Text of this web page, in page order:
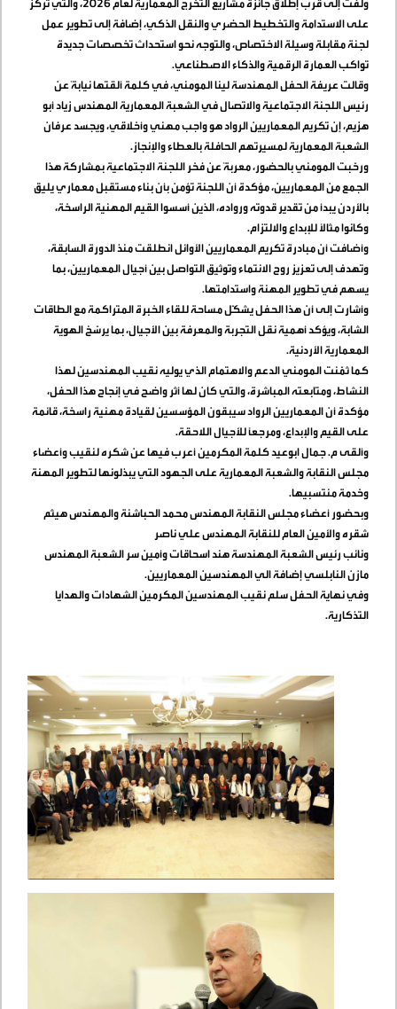
ولفت إلى قرب إطلاق جائزة مشاريع التخرج المعمارية لعام 2026، والتي تركز
على الاستدامة والتخطيط الحضري والنقل الذكي، إضافة إلى تطوير عمل
لجنة مقابلة وسيلة الاختصاص، والتوجه نحو استحداث تخصصات جديدة
تواكب العمارة الرقمية والذكاء الاصطناعي.
وقالت عريفة الحفل المهندسة لينا المومني، في كلمة ألقتها نيابةً عن
رئيس اللجنة الاجتماعية والاتصال في الشعبة المعمارية المهندس زياد أبو
هزيم، إن تكريم المعماريين الرواد هو واجب مهني وأخلاقي، ويجسد عرفان
الشعبة المعمارية لمسيرتهم الحافلة بالعطاء والإنجاز.
ورحّبت المومني بالحضور، معربةً عن فخر اللجنة الاجتماعية بمشاركة هذا
الجمع من المعماريين، مؤكدة أن اللجنة تؤمن بأن بناء مستقبل معماري يليق
بالأردن يبدأ من تقدير قدوته ورواده، الذين أسسوا القيم المهنية الراسخة،
وكانوا مثالًا للإبداع والالتزام.
وأضافت أن مبادرة تكريم المعماريين الأوائل انطلقت منذ الدورة السابقة،
وتهدف إلى تعزيز روح الانتماء وتوثيق التواصل بين أجيال المعماريين، بما
يسهم في تطوير المهنة واستدامتها.
وأشارت إلى أن هذا الحفل يشكّل مساحة للقاء الخبرة المتراكمة مع الطاقات
الشابة، ويؤكد أهمية نقل التجربة والمعرفة بين الأجيال، بما يرسّخ الهوية
المعمارية الأردنية.
كما ثمّنت المومني الدعم والاهتمام الذي يوليه نقيب المهندسين لهذا
النشاط، ومتابعته المباشرة، والتي كان لها أثر واضح في إنجاح هذا الحفل،
مؤكدة أن المعماريين الرواد سيبقون المؤسسين لقيادة مهنية راسخة، قائمة
على القيم والإبداع، ومرجعًا للأجيال اللاحقة.
وألقى م. جمال ابوعيد كلمة المكرمين أعرب فيها عن شكره لنقيب وأعضاء
مجلس النقابة والشعبة المعمارية على الجهود التي يبذلونها لتطوير المهنة
وخدمة منتسبيها.
وبحضور أعضاء مجلس النقابة المهندس محمد الحباشنة والمهندس هيثم
شقره والأمين العام للنقابة المهندس علي ناصر
ونائب رئيس الشعبة المهندسة هند اسحاقات وأمين سر الشعبة المهندس
مازن النابلسي إضافة الي المهندسين المعماريين.
وفي نهاية الحفل سلم نقيب المهندسين المكرمين الشهادات والهدايا
التذكارية.